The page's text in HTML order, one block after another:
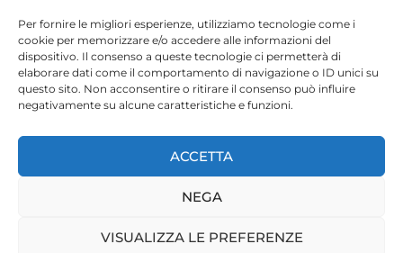
Per fornire le migliori esperienze, utilizziamo tecnologie come i
cookie per memorizzare e/o accedere alle informazioni del
dispositivo. Il consenso a queste tecnologie ci permetterà di
elaborare dati come il comportamento di navigazione o ID unici su
questo sito. Non acconsentire o ritirare il consenso può influire
negativamente su alcune caratteristiche e funzioni.
ACCETTA
NEGA
VISUALIZZA LE PREFERENZE
©2023 Tutti i diritti riservatiLazio Live TV